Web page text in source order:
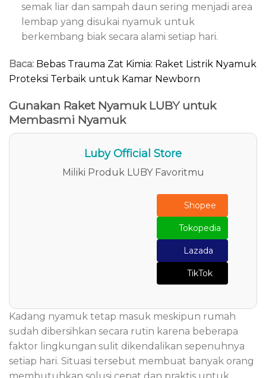
semak liar dan sampah daun sering menjadi area
lembap yang disukai nyamuk untuk
berkembang biak secara alami setiap hari.
Baca: Bebas Trauma Zat Kimia: Raket Listrik Nyamuk
Proteksi Terbaik untuk Kamar Newborn
Gunakan Raket Nyamuk LUBY untuk
Membasmi Nyamuk
Luby Official Store
Miliki Produk LUBY Favoritmu
Shopee
Tokopedia
Lazada
TikTok
Kadang nyamuk tetap masuk meskipun rumah
sudah dibersihkan secara rutin karena beberapa
faktor lingkungan sulit dikendalikan sepenuhnya
setiap hari. Situasi tersebut membuat banyak orang
membutuhkan solusi cepat dan praktis untuk